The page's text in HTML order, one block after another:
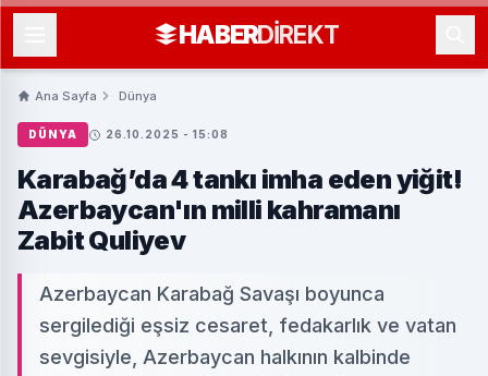
HABERDIREKT
Ana Sayfa Dünya
DÜNYA 26.10.2025 - 15:08
Karabağ’da 4 tankı imha eden yiğit!
Azerbaycan'ın milli kahramanı
Zabit Quliyev
Azerbaycan Karabağ Savaşı boyunca
sergilediği eşsiz cesaret, fedakarlık ve vatan
sevgisiyle, Azerbaycan halkının kalbinde